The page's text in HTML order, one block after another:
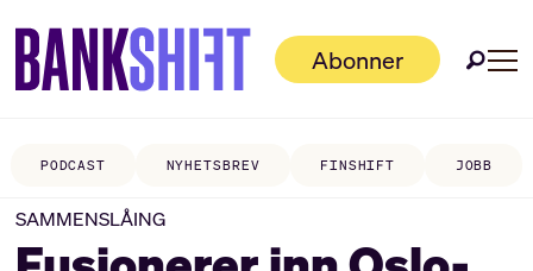
Abonner
PODCAST NYHETSBREV FINSHIFT JOBB
SAMMENSLÅING